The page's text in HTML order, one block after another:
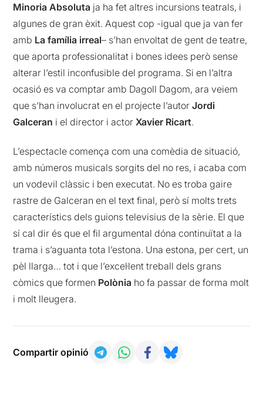
Minoria Absoluta ja ha fet altres incursions teatrals, i
algunes de gran èxit. Aquest cop -igual que ja van fer
amb La família irreal– s’han envoltat de gent de teatre,
que aporta professionalitat i bones idees però sense
alterar l’estil inconfusible del programa. Si en l’altra
ocasió es va comptar amb Dagoll Dagom, ara veiem
que s’han involucrat en el projecte l’autorJordi
Galceran i el director i actor Xavier Ricart.
L’espectacle comença com una comèdia de situació,
amb números musicals sorgits del no res, i acaba com
un vodevil clàssic i ben executat. No es troba gaire
rastre de Galceran en el text final, però sí molts trets
característics dels guions televisius de la sèrie. El que
sí cal dir és que el fil argumental dóna continuïtat a la
trama i s’aguanta tota l’estona. Una estona, per cert, un
pèl llarga… tot i que l’excel·lent treball dels grans
còmics que formen Polònia ho fa passar de forma molt
i molt lleugera.
Compartir opinió